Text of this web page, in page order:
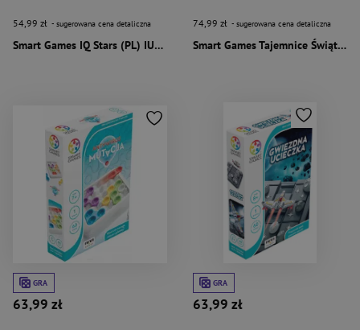
54,99 zł - sugerowana cena detaliczna
Smart Games IQ Stars (PL) IUVI Games
74,99 zł - sugerowana cena detaliczna
Smart Games Tajemnice Świątyni (PL) IUVI Games
GRA
63,99 zł
GRA
63,99 zł